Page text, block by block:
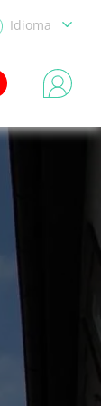
Idioma